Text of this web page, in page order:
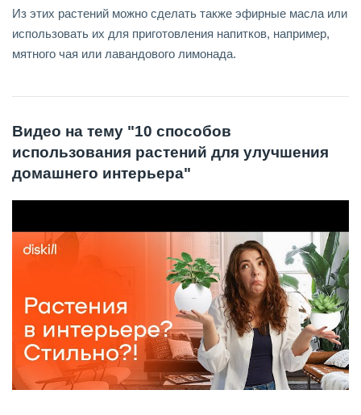
Из этих растений можно сделать также эфирные масла или
использовать их для приготовления напитков, например,
мятного чая или лавандового лимонада.
Видео на тему "10 способов
использования растений для улучшения
домашнего интерьера"